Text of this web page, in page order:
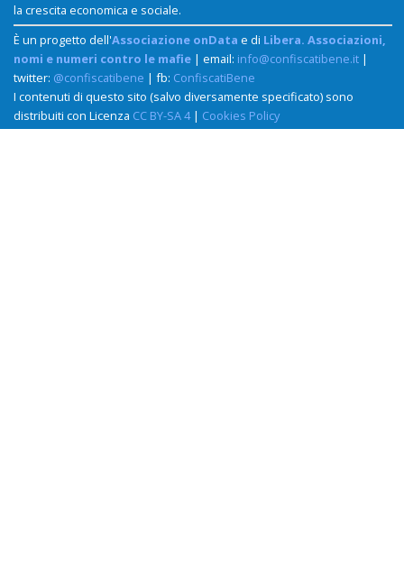
la crescita economica e sociale.
È un progetto dell'Associazione onData e di Libera. Associazioni,
nomi e numeri contro le mafie | email: info@confiscatibene.it |
twitter: @confiscatibene | fb: ConfiscatiBene
I contenuti di questo sito (salvo diversamente specificato) sono
distribuiti con Licenza CC BY-SA 4| Cookies Policy